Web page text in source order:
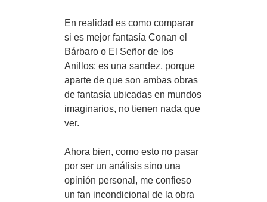
En realidad es como comparar
si es mejor fantasía Conan el
Bárbaro o El Señor de los
Anillos: es una sandez, porque
aparte de que son ambas obras
de fantasía ubicadas en mundos
imaginarios, no tienen nada que
ver.
Ahora bien, como esto no pasar
por ser un análisis sino una
opinión personal, me confieso
un fan incondicional de la obra